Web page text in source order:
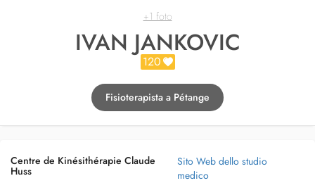
+1 foto
IVAN JANKOVIC
120
Fisioterapista a Pétange
Centre de Kinésithérapie Claude
Huss
Sito Web dello studio
medico